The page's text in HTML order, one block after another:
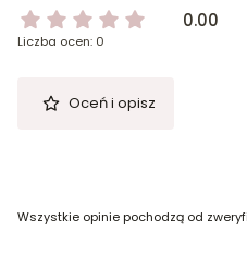
0.00
Liczba ocen: 0
Oceń i opisz
Wszystkie opinie pochodzą od